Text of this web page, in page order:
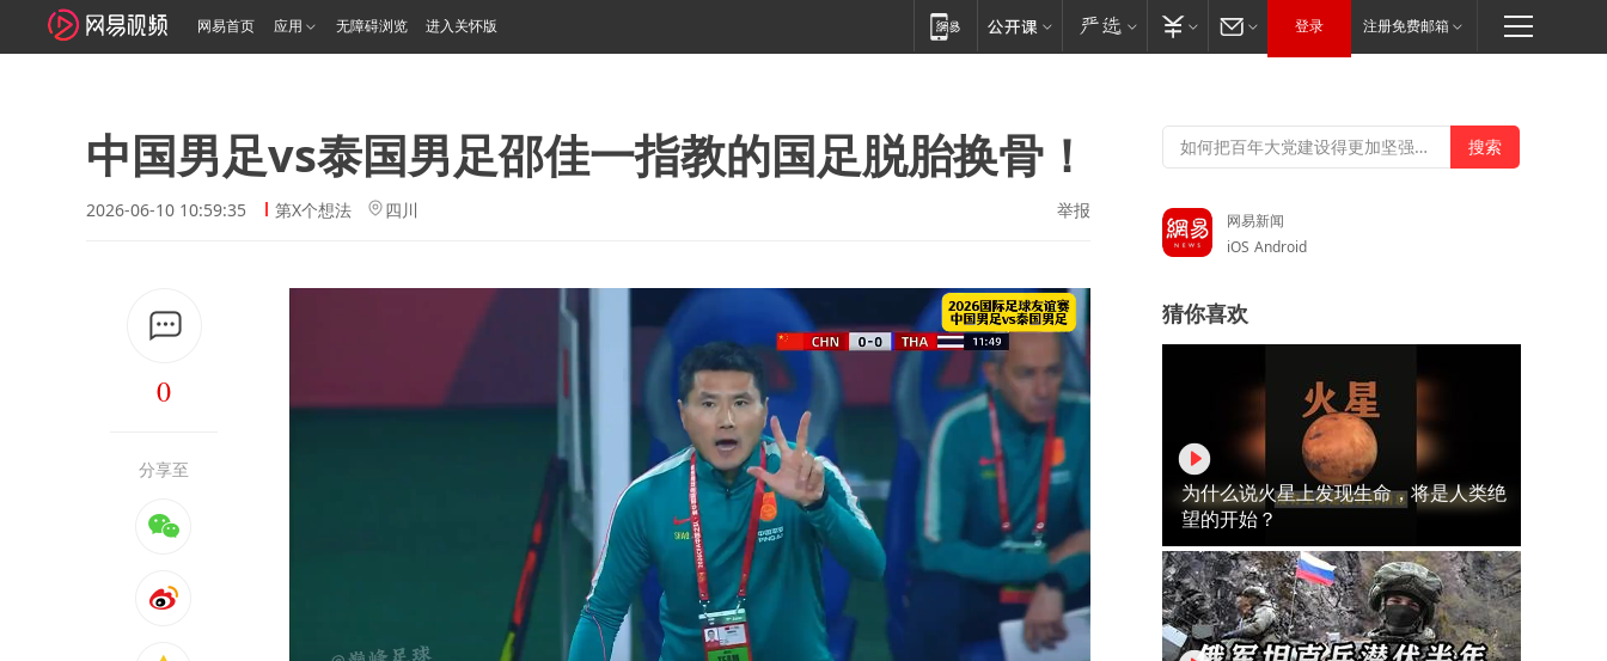
网易首页 应用 无障碍浏览 进入关怀版 登录 注册免费邮箱
中国男足vs泰国男足邵佳一指教的国足脱胎换骨！
2026-06-10 10:59:35 第X个想法 四川 举报
0
分享至
网易新闻
iOS Android
猜你喜欢
为什么说火星上发现生命，将是人类绝
望的开始？